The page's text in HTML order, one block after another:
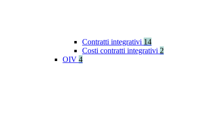
Contratti integrativi 14
Costi contratti integrativi 2
OIV 4